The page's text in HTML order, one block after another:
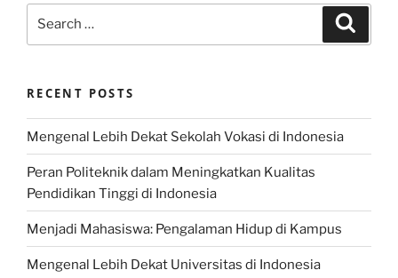
RECENT POSTS
Mengenal Lebih Dekat Sekolah Vokasi di Indonesia
Peran Politeknik dalam Meningkatkan Kualitas
Pendidikan Tinggi di Indonesia
Menjadi Mahasiswa: Pengalaman Hidup di Kampus
Mengenal Lebih Dekat Universitas di Indonesia